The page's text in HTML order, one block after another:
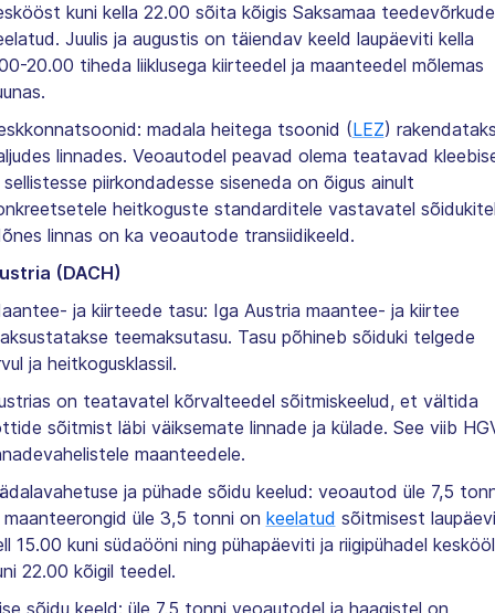
kuni kella 22.00 sõita kõigis Saksamaa
Juulis ja augustis on täiendav keeld laupäeviti kella
20.00 tiheda liiklusega kiirteedel ja maanteedel mõlemas
madala heitega tsoonid (LEZ)
linnades. Veoautodel peavad olema teatavad
sellistesse piirkondadesse siseneda on õigus ainult
heitkoguste standarditele vastavatel
linnas on ka veoautode transiidikeeld.
(DACH)
ja kiirteede tasu: Iga Austria maantee- ja kiirtee
teemaksutasu. Tasu põhineb sõiduki telgede
ja heitkogusklassil.
on teatavatel kõrvalteedel sõitmiskeelud, et vältida
sõitmist läbi väiksemate linnade ja külade. See viib
maanteedele.
ja pühade sõidu keelud: veoautod üle 7,5
maanteerongid üle 3,5 tonni on keelatud sõitmisest
15.00 kuni südaööni ning pühapäeviti ja riigipühadel keskööl
22.00 kõigil teedel.